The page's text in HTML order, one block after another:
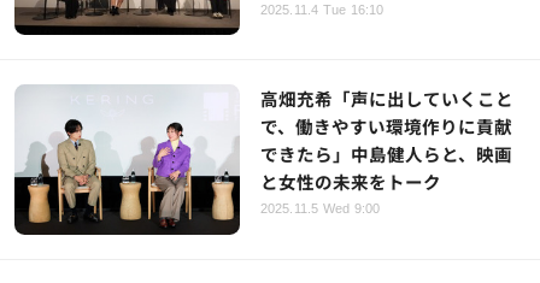
2025.11.4 Tue 16:10
高畑充希「声に出していくこと
で、働きやすい環境作りに貢献
できたら」中島健人らと、映画
と女性の未来をトーク
2025.11.5 Wed 9:00